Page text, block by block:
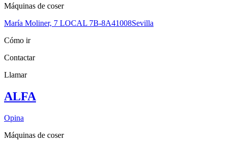
Máquinas de coser
María Moliner, 7 LOCAL 7B-8A41008Sevilla
Cómo ir
Contactar
Llamar
ALFA
Opina
Máquinas de coser